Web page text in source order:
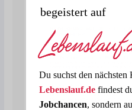
begeistert auf
Du suchst den
Lebenslauf.defindest
Jobchancen, sondern